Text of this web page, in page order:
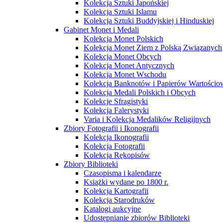
Kolekcja Sztuki Japońskiej
Kolekcja Sztuki Islamu
Kolekcja Sztuki Buddyjskiej i Hinduskiej
Gabinet Monet i Medali
Kolekcja Monet Polskich
Kolekcja Monet Ziem z Polską Związanych
Kolekcja Monet Obcych
Kolekcja Monet Antycznych
Kolekcja Monet Wschodu
Kolekcja Banknotów i Papierów
Kolekcja Medali Polskich i Obcych
Kolekcje Sfragistyki
Kolekcja Falerystyki
Varia i Kolekcja Medalików Religijnych
Zbiory Fotografii i Ikonografii
Kolekcja Ikonografii
Kolekcja Fotografii
Kolekcja Rękopisów
Zbiory Biblioteki
Czasopisma i kalendarze
Książki wydane po 1800 r.
Kolekcja Kartografii
Kolekcja Starodruków
Katalogi aukcyjne
Udostępnianie zbiorów Biblioteki